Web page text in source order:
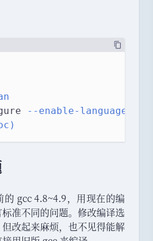
--enable-languages=c
的 gcc 4.8~4.9， 用现在的编
准不同的问题。 修改编译选
但改起来麻烦， 也不见得能解